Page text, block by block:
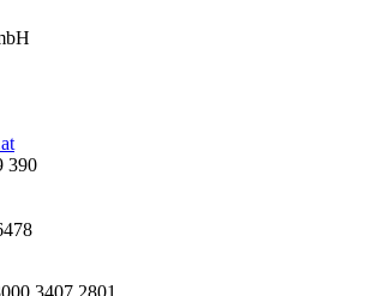
390
3407 2801